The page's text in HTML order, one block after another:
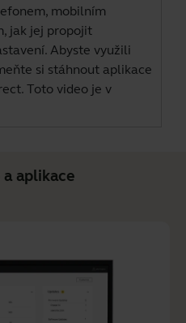
mobilním
jak jej propojit
Abyste využili
si stáhnout aplikace
. Toto video je v
aplikace